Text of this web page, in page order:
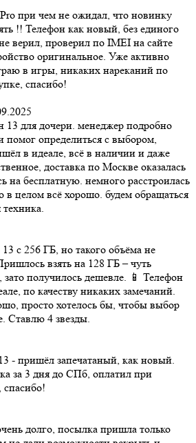
при чем не ожидал, что новинку
!! Телефон как новый, без единого
верил, проверил по IMEI на сайте
оригинальное. Уже активно
в игры, никаких нареканий по
спасибо!
13 для дочери. менеджер подробно
помог определиться с выбором,
в идеале, всё в наличии и даже
доставка по Москве оказалась
на бесплатную. немного расстроилась
в целом всё хорошо. будем обращаться
13 с 256 ГБ, но такого объёма не
взять на 128 ГБ – чуть
зато получилось дешевле. 📱 Телефон
по качеству никаких замечаний.
просто хотелось бы, чтобы выбор
Ставлю 4 звезды.
- пришёл запечатаный, как новый.
за 3 дня до СПб, оплатил при
спасибо!
долго, посылка пришла только